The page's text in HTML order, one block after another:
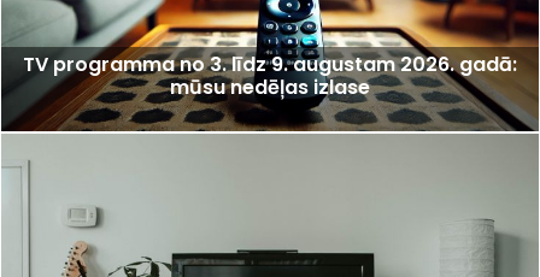
TV programma no 3. līdz 9. augustam 2026. gadā:
mūsu nedēļas izlase